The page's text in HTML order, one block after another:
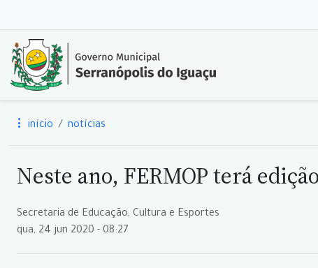
início notícias
Neste ano, FERMOP terá
Secretaria de Educação, Cultura e Esportes
qua, 24 jun 2020 - 08:27